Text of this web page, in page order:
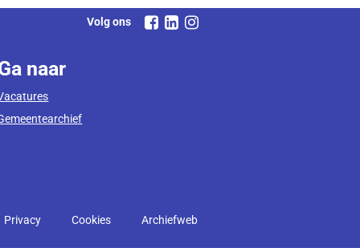
Volg ons
naar
Privacy Cookies Archiefweb